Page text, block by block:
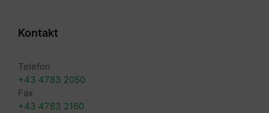
Kontakt
Telefon
+43 4783 2050
Fax
+43 4783 2160